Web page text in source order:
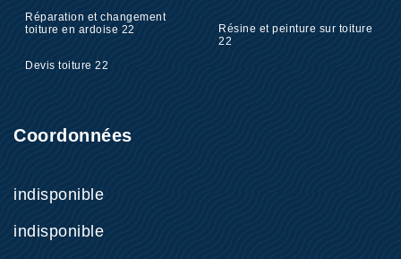
Réparation et changement
toiture en ardoise 22
Devis toiture 22
Résine et peinture sur toiture
22
Coordonnées
indisponible
indisponible